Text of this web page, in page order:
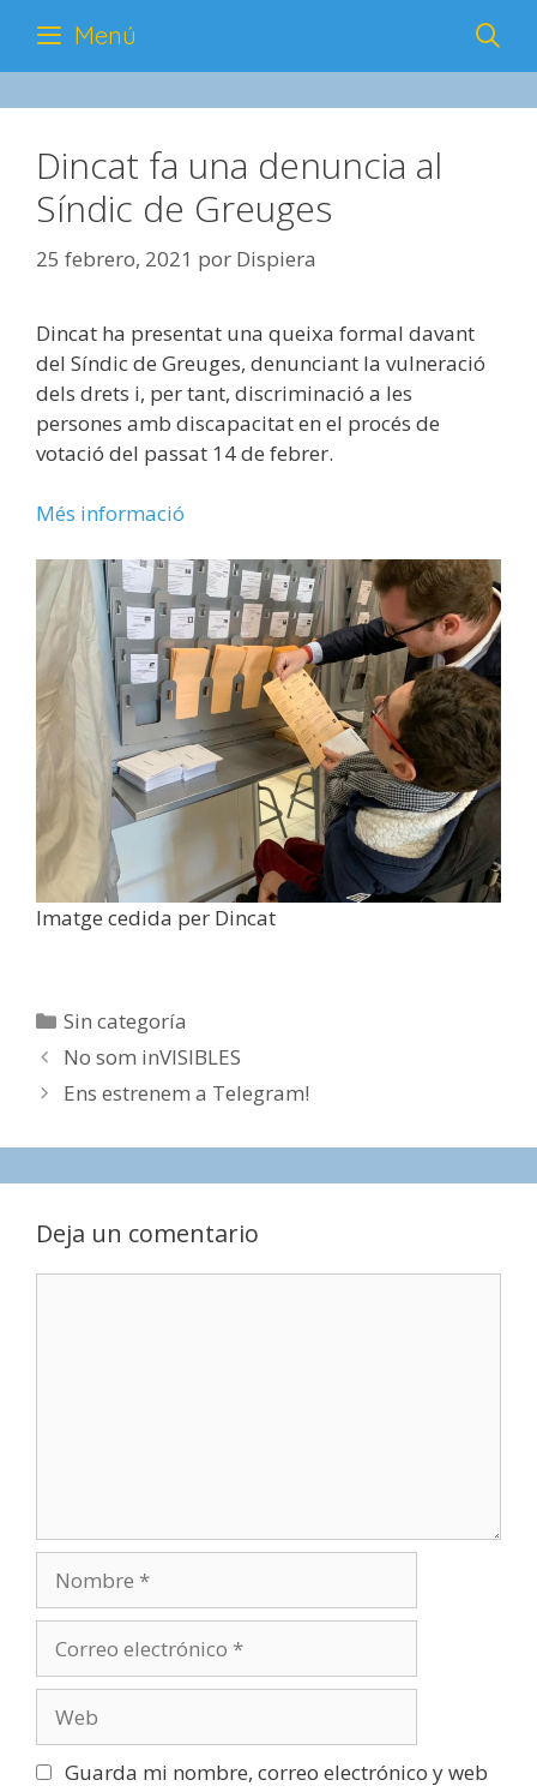
contenido
Menú
Dincat fa una denuncia al
Síndic de Greuges
25 febrero, 2021 por Dispiera
Dincat ha presentat una queixa formal davant
del Síndic de Greuges, denunciant la vulneració
dels drets i, per tant, discriminació a les
persones amb discapacitat en el procés de
votació del passat 14 de febrer.
Més informació
Imatge cedida per Dincat
Categorías
Sin categoría
Navegación
de
No som inVISIBLES
Ens estrenem a Telegram!
Deja un comentario
electrónico
Guarda mi nombre, correo electrónico y web